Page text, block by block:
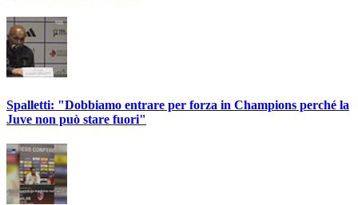
Spalletti: "Dobbiamo entrare per forza in Champions perché la
Juve non può stare fuori"